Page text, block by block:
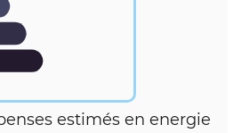
estimés en energie